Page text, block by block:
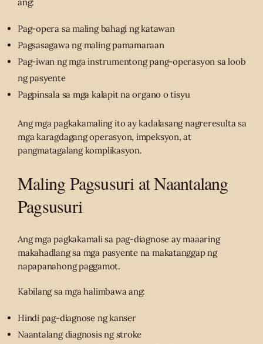
Pag-opera sa maling bahagi ng katawan
Pagsasagawa ng maling pamamaraan
Pag-iwan ng mga instrumentong pang-operasyon sa loob
ng pasyente
Pagpinsala sa mga kalapit na organo o tisyu
Ang mga pagkakamaling ito ay kadalasang nagreresulta sa
mga karagdagang operasyon, impeksyon, at
pangmatagalang komplikasyon.
Maling Pagsusuri at Naantalang
Pagsusuri
Ang mga pagkakamali sa pag-diagnose ay maaaring
makahadlang sa mga pasyente na makatanggap ng
napapanahong paggamot.
Kabilang sa mga halimbawa ang:
Hindi pag-diagnose ng kanser
Naantalang diagnosis ng stroke